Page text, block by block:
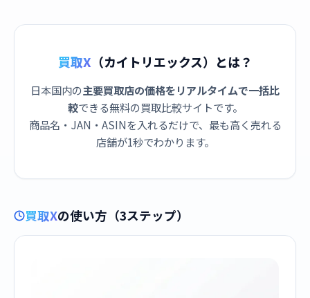
買取X （カイトリエックス）とは？
日本国内の主要買取店の価格をリアルタイムで一括比
較できる無料の買取比較サイトです。
商品名・JAN・ASINを入れるだけで、最も高く売れる
店舗が1秒でわかります。
買取Xの使い方（3ステップ）